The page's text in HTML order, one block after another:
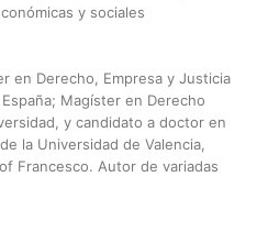
y sociales
en Derecho, Empresa y Justicia
Magíster en Derecho
y candidato a doctor en
la Universidad de Valencia,
Francesco. Autor de variadas